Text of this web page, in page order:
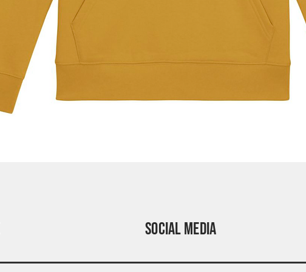
social media